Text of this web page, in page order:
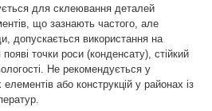
для склеювання деталей
що зазнають частого, але
допускається використання на
точки роси (конденсату), стійкий
Не рекомендується у
елементів або конструкцій у районах із